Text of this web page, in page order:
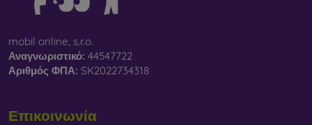
mobil online, s.r.o.
Αναγνωριστικό: 44547722
Αριθμός ΦΠΑ: SK2022734318
Επικοινωνία